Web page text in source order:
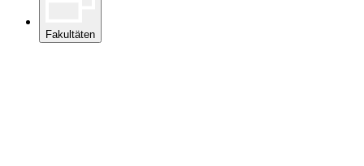
Fakultäten